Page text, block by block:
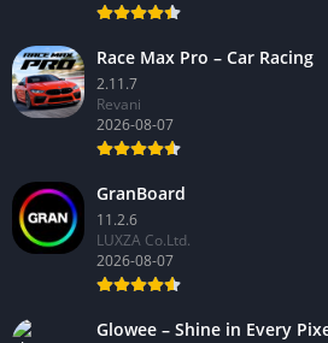
Race Max Pro – Car Racing
2.11.7
Revani
2026-08-07
GranBoard
11.2.6
LUXZA Co.Ltd.
2026-08-07
Glowee – Shine in Every